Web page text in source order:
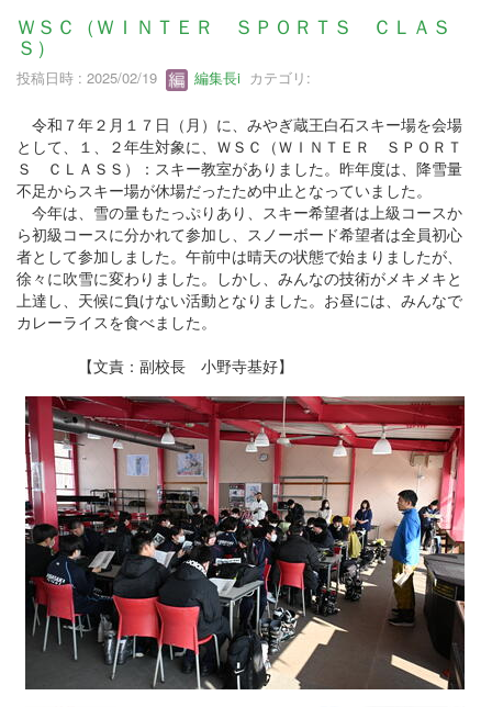
ＷＳＣ（ＷＩＮＴＥＲ ＳＰＯＲＴＳ ＣＬＡＳ
Ｓ）
投稿日時 : 2025/02/19 編集長i カテゴリ:
令和７年２月１７日（月）に、みやぎ蔵王白石スキー場を会場
として、１、２年生対象に、ＷＳＣ（ＷＩＮＴＥＲ ＳＰＯＲＴ
Ｓ ＣＬＡＳＳ）：スキー教室がありました。昨年度は、降雪量
不足からスキー場が休場だったため中止となっていました。
今年は、雪の量もたっぷりあり、スキー希望者は上級コースか
ら初級コースに分かれて参加し、スノーボード希望者は全員初心
者として参加しました。午前中は晴天の状態で始まりましたが、
徐々に吹雪に変わりました。しかし、みんなの技術がメキメキと
上達し、天候に負けない活動となりました。お昼には、みんなで
カレーライスを食べました。
【文責：副校長 小野寺基好】